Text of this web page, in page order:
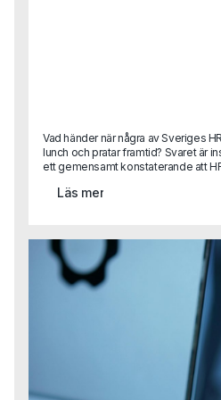
Vad händer när några av Sveriges
lunch och pratar framtid? Svaret är
ett gemensamt konstaterande att
mest spännande (och utmanande)
rundabordslunch samlade vi ett
verklighet och framtidens behov
kompetensförsörjning till AI,
summerar här de viktigaste
dig som var med, tack för era
kunde delta, här kommer en glimt av
Läs mer